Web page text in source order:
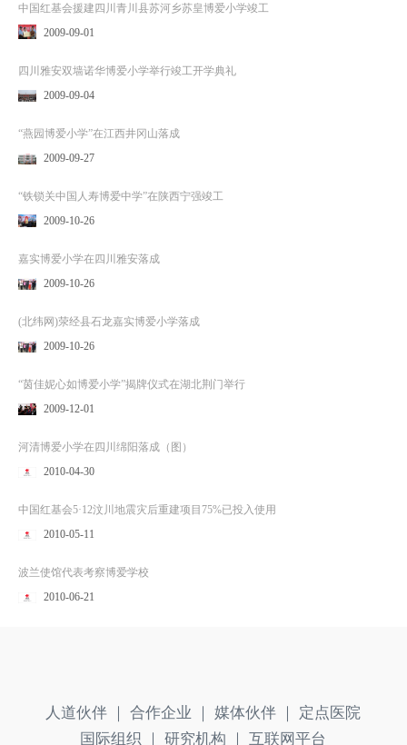
中国红基会援建四川青川县苏河乡苏皇博爱小学竣工
2009-09-01
四川雅安双墙诺华博爱小学举行竣工开学典礼
2009-09-04
“燕园博爱小学”在江西井冈山落成
2009-09-27
“铁锁关中国人寿博爱中学”在陕西宁强竣工
2009-10-26
嘉实博爱小学在四川雅安落成
2009-10-26
(北纬网)荥经县石龙嘉实博爱小学落成
2009-10-26
“茵佳妮心如博爱小学”揭牌仪式在湖北荆门举行
2009-12-01
河清博爱小学在四川绵阳落成（图）
2010-04-30
中国红基会5·12汶川地震灾后重建项目75%已投入使用
2010-05-11
波兰使馆代表考察博爱学校
2010-06-21
人道伙伴 ｜ 合作企业 ｜ 媒体伙伴 ｜
定点医院
国际组织 ｜
研究机构 ｜ 互联网平台